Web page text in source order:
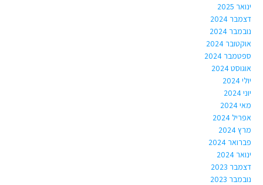
ינואר 2025
דצמבר 2024
נובמבר 2024
אוקטובר 2024
ספטמבר 2024
אוגוסט 2024
יולי 2024
יוני 2024
מאי 2024
אפריל 2024
מרץ 2024
פברואר 2024
ינואר 2024
דצמבר 2023
נובמבר 2023